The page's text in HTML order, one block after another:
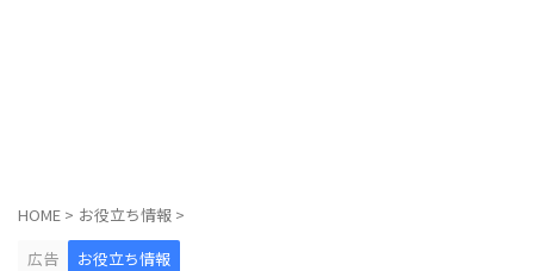
HOME > お役立ち情報 >
広告
お役立ち情報